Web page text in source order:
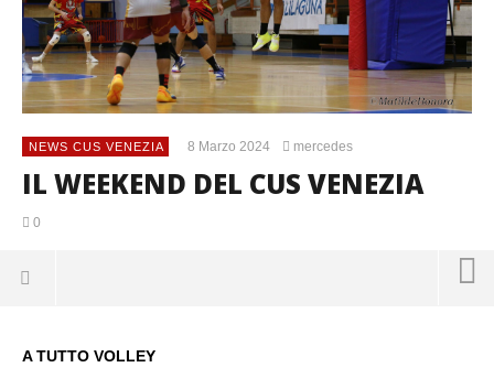
NEWS CUS VENEZIA 8 Marzo 2024 mercedes
IL WEEKEND DEL CUS VENEZIA
0
A TUTTO VOLLEY